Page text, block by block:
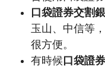
口袋證券交割
玉山、中信等
很方便。
有時候 口袋證